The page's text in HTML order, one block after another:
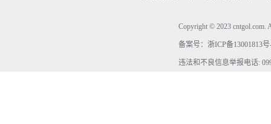
Copyright © 2023
备案号： 浙ICP备13001813
违法和不良信息举报电话: